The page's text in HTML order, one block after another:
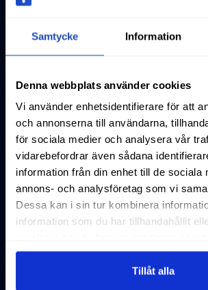
Samtycke Information
Denna webbplats använder cookies
Vi använder enhetsidentifierare för att
och annonserna till användarna,
för sociala medier och analysera vår
vidarebefordrar även sådana
information från din enhet till de sociala
annons- och analysföretag som vi
Dessa kan i sin tur kombinera
information som du har tillhandahållit
Tillåt alla